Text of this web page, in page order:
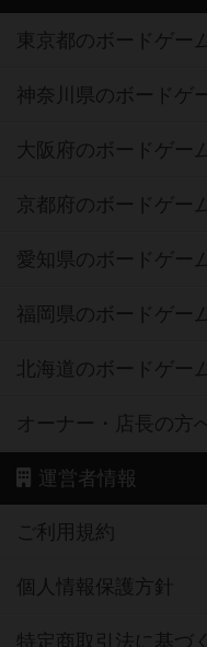
東京都のボードゲー
神奈川県のボードゲ
大阪府のボードゲー
京都府のボードゲー
愛知県のボードゲー
福岡県のボードゲー
北海道のボードゲー
オーナー・店長の方
運営者情報
ご利用規約
個人情報保護方針
特定商取引法に基づ